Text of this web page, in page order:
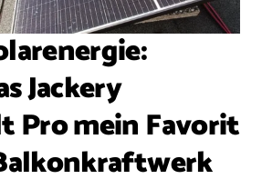
Jackery
Pro mein Favorit